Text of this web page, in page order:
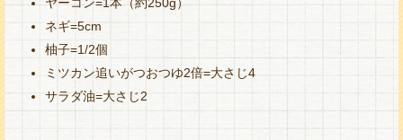
ヤーコン=1本（約250g）
ネギ=5cm
柚子=1/2個
ミツカン追いがつおつゆ2倍=大さじ4
サラダ油=大さじ2